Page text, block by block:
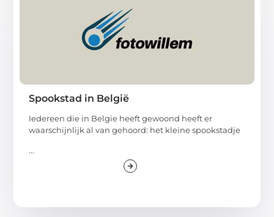
Spookstad in België
Iedereen die in Belgie heeft gewoond heeft er
waarschijnlijk al van gehoord: het kleine spookstadje
...